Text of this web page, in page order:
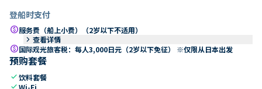
登船时支付
paid服务费（船上小费）（2岁以下不适用）
keyboard_arrow_right 查看详情
paid国际观光旅客税：每人3,000日元（2岁以下免征） ※仅限从日本出发
预购套餐
check饮料套餐
checkWi-Fi